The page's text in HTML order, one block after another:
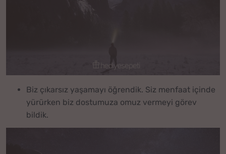
Biz çıkarsız yaşamayı öğrendik. Siz menfaat içinde
yürürken biz dostumuza omuz vermeyi görev
bildik.